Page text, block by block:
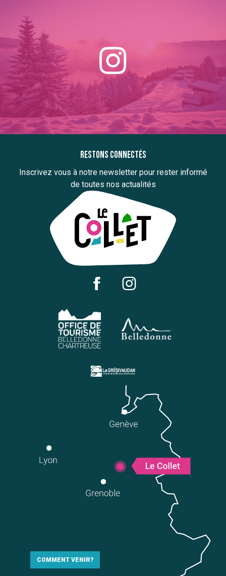
Restons connectés
Inscrivez vous à notre newsletter pour rester informé
de toutes nos actualités
COMMENT VENIR?